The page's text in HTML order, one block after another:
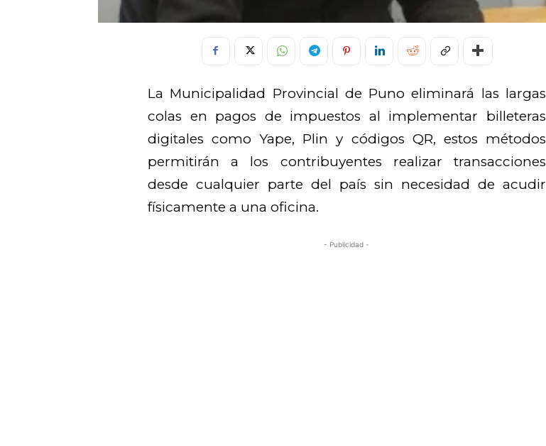
La Municipalidad Provincial de Puno eliminará las largas
colas en pagos de impuestos al implementar billeteras
digitales como Yape, Plin y códigos QR, estos métodos
permitirán a los contribuyentes realizar transacciones
desde cualquier parte del país sin necesidad de acudir
físicamente a una oficina.
- Publicidad -